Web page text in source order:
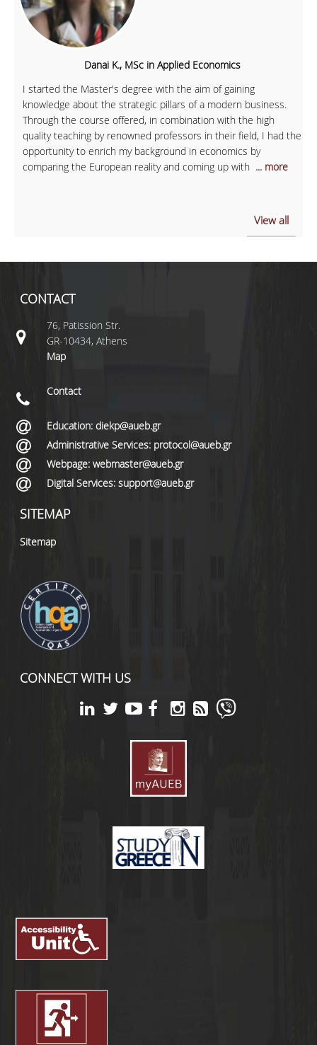
Danai K., MSc in Applied Economics
I started the Master's degree with the aim of gaining
knowledge about the strategic pillars of a modern business.
Through the course offered, in combination with the high
quality teaching by renowned professors in their field, I had the
opportunity to enrich my background in economics by
comparing the European reality and coming up with ... more
View all
CONTACT
76, Patission Str.
GR-10434, Athens
Map
Contact
Education: diekp@aueb.gr
Administrative Services: protocol@aueb.gr
Webpage: webmaster@aueb.gr
Digital Services: support@aueb.gr
SITEMAP
Sitemap
CONNECT WITH US